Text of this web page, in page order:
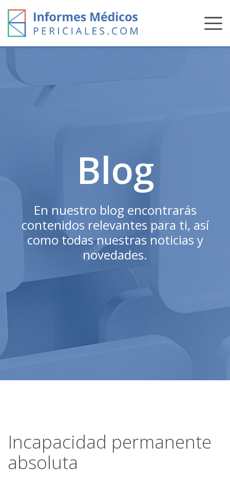
content
Blog
En nuestro blog encontrarás
contenidos relevantes para ti, así
como todas nuestras noticias y
novedades.
Incapacidad permanente
absoluta